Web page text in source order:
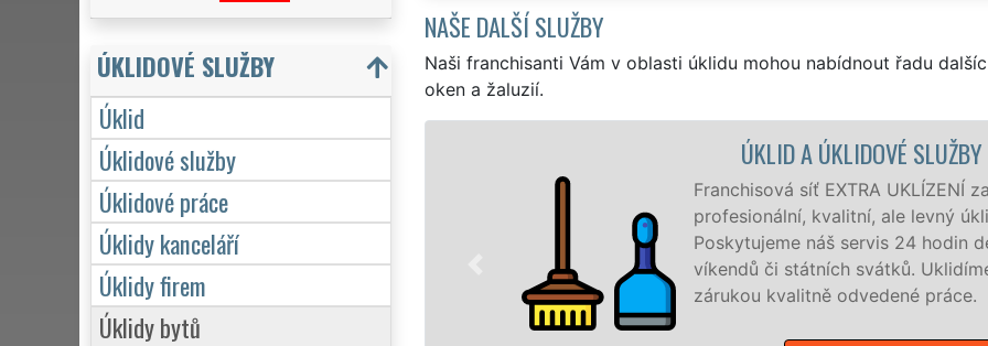
NAŠE DALŠÍ SLUŽBY
Naši franchisanti Vám v oblasti úklidu mohou nabídnout řadu
oken a žaluzií.
ÚKLID A ÚKLIDOVÉ SLUŽBY VOLENICE
Franchisová síť EXTRA UKLÍZENÍ zajišťuje ve Volenicích a okolí Volenic
profesionální, kvalitní, ale levný úklid pro firmy i jednotlivce.
Poskytujeme náš servis 24 hodin denně, 7 dní v týdnu a to i během
víkendů či státních svátků. Uklidíme vše, co zákazník žádá a to se
zárukou kvalitně odvedené práce.
ÚKLIDOVÉ SLUŽBY
Úklid
Úklidové služby
Úklidové práce
Úklidy kanceláří
Úklidy firem
Úklidy bytů